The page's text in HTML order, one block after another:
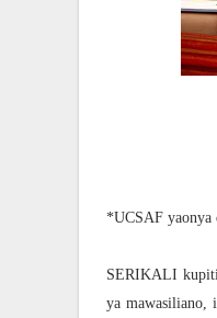
*UCSAF yaonya
SERIKALI
ya mawasiliano,